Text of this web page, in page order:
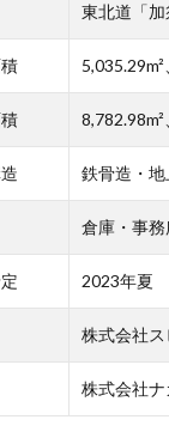
東北道「
鉄骨造・
倉庫・事務
2023年夏
株式会社
株式会社